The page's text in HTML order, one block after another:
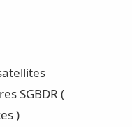
SGBDR (
)